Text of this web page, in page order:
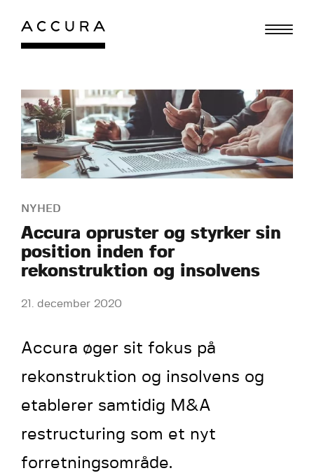
Gå
indhold
NYHED
Accura opruster og styrker sin
position inden for
rekonstruktion og insolvens
21. december 2020
Accura øger sit fokus på
rekonstruktion og insolvens og
etablerer samtidig M&A
restructuring som et nyt
forretningsområde.